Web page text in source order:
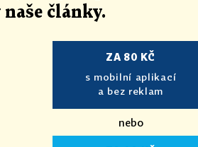
naše články.
ZA 80 KČ
s mobilní aplikací
a bez reklam
nebo